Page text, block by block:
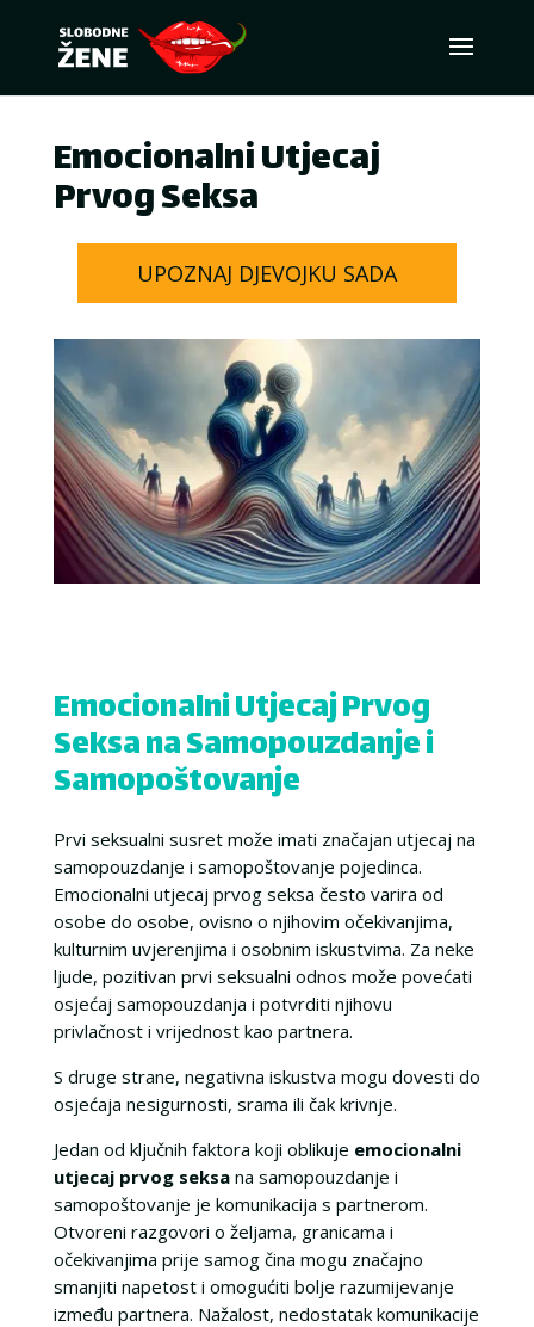
Emocionalni Utjecaj
Prvog Seksa
UPOZNAJ DJEVOJKU SADA
Emocionalni Utjecaj Prvog
Seksa na Samopouzdanje i
Samopoštovanje
Prvi seksualni susret može imati značajan utjecaj na
samopouzdanje i samopoštovanje pojedinca.
Emocionalni utjecaj prvog seksa često varira od
osobe do osobe, ovisno o njihovim očekivanjima,
kulturnim uvjerenjima i osobnim iskustvima. Za neke
ljude, pozitivan prvi seksualni odnos može povećati
osjećaj samopouzdanja i potvrditi njihovu
privlačnost i vrijednost kao partnera.
S druge strane, negativna iskustva mogu dovesti do
osjećaja nesigurnosti, srama ili čak krivnje.
Jedan od ključnih faktora koji oblikuje emocionalni
utjecaj prvog seksana samopouzdanje i
samopoštovanje je komunikacija s partnerom.
Otvoreni razgovori o željama, granicama i
očekivanjima prije samog čina mogu značajno
smanjiti napetost i omogućiti bolje razumijevanje
između partnera. Nažalost, nedostatak komunikacije